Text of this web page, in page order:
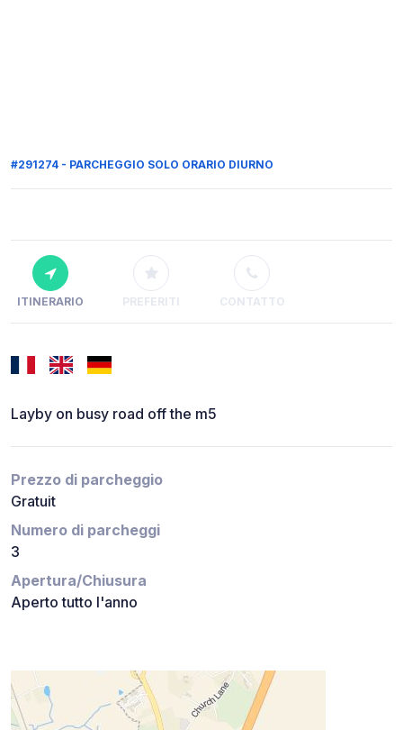
#291274 - PARCHEGGIO SOLO ORARIO DIURNO
ITINERARIO PREFERITI CONTATTO
Layby on busy road off the m5
Prezzo di parcheggio
Gratuit
Numero di parcheggi
3
Apertura/Chiusura
Aperto tutto l'anno